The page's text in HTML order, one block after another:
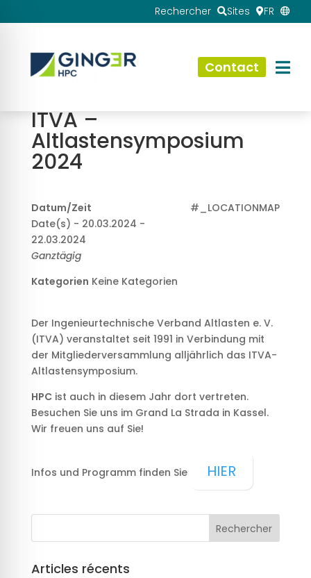
Rechercher Sites FR
Contact
ITVA –
Altlastensymposium
2024
#_LOCATIONMAP
Datum/Zeit
Date(s) - 20.03.2024 -
22.03.2024
Ganztägig
Kategorien Keine Kategorien
Der Ingenieurtechnische Verband Altlasten e. V.
(ITVA) veranstaltet seit 1991 in Verbindung mit
der Mit­gliederversammlung alljährlich das ITVA-
Altlastensymposium.
HPCist auch in diesem Jahr dort vertreten.
Besuchen Sie uns im Grand La Strada in Kassel.
Wir freuen uns auf Sie!
Infos und Programm finden Sie HIER
Articles récents